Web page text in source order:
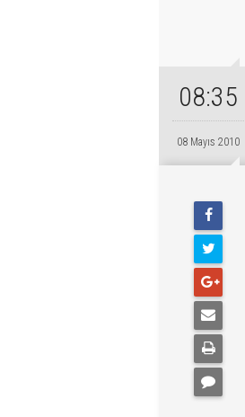
08:35
08 Mayıs 2010